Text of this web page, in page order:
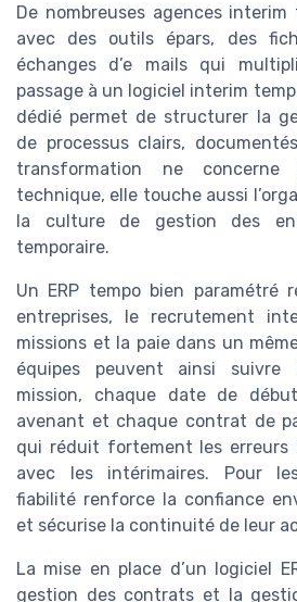
De nombreuses agences
avec des outils épars, des
échanges d’e mails qui
passage à un logiciel interim
dédié permet de structurer la
de processus clairs,
transformation ne
technique, elle touche aussi
la culture de gestion des
temporaire.
Un ERP tempo bien paramétré
entreprises, le recrutement
missions et la paie dans un
équipes peuvent ainsi
mission, chaque date de
avenant et chaque contrat de
qui réduit fortement les erreurs
avec les intérimaires. Pour
fiabilité renforce la confiance
et sécurise la continuité de leur
La mise en place d’un logiciel
gestion des contrats et la